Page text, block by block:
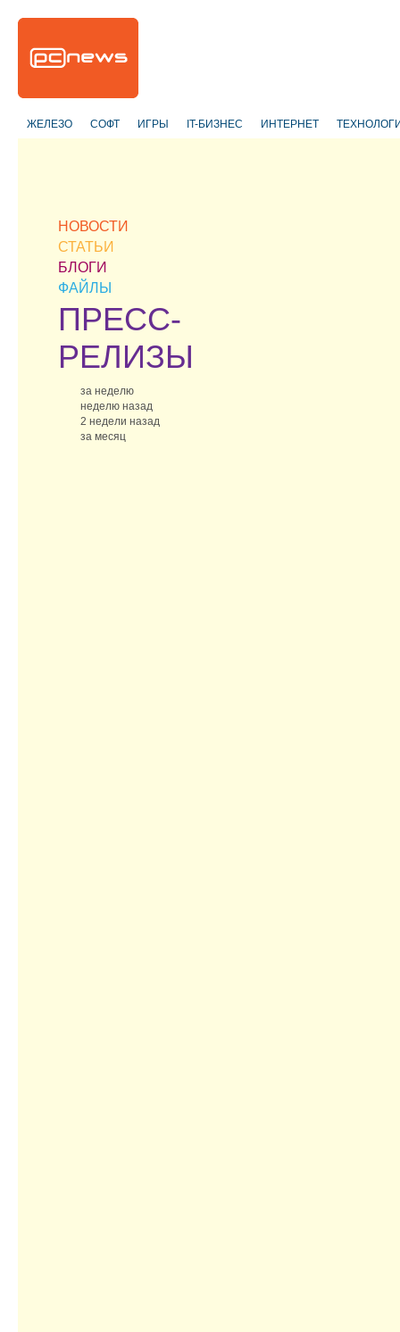
ЖЕЛЕЗО СОФТ ИГРЫ IT-БИЗНЕС ИНТЕРНЕТ
НОВОСТИ
СТАТЬИ
БЛОГИ
ФАЙЛЫ
ПРЕСС-
РЕЛИЗЫ
за неделю
неделю назад
2 недели назад
за месяц